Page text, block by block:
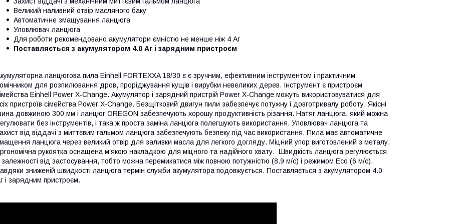
Великий наливний отвір масляного баку
Автоматичне змащування ланцюга
Уловлювач ланцюга
Для роботи рекомендовано акумулятори ємністю не менше ніж 4 Аг
Поставляється з акумулятором 4.0 Аг і зарядним пристроєм
ланцюгова пила Einhell FORTEXXA 18/30 є є зручним, ефективним інструментом і практичним
для розпилювання дров, проріджування кущів і вирубки невеликих дерев. Інструмент є пристроєм
Einhell Power X-Change. Акумулятор і зарядний пристрій Power X-Change можуть використовуватися для
пристроїв сімейства Power X-Change. Безщітковий двигун пили забезпечує потужну і довготривалу роботу. Якісні
довжиною 300 мм і ланцюг OREGON забезпечують хорошу продуктивність різання. Натяг ланцюга, який можна
без інструментів, і така ж проста заміна ланцюга полегшують використання. Уловлювач ланцюга та
від віддачі з миттєвим гальмом ланцюга забезпечують безпеку під час використання. Пила має автоматичне
ланцюга через великий отвір для заливки масла для легкого догляду. Міцний упор виготовлений з металу,
рукоятка оснащена м’якою накладкою для міцного та надійного хвату. Швидкість ланцюга регулюється
залежності від застосування, тобто можна перемикатися між повною потужністю (8.9 м/с) і режимом Eco (6 м/с).
зниженій швидкості ланцюга термін служби акумулятора подовжується. Поставляється з акумулятором 4.0
і зарядним пристроєм.